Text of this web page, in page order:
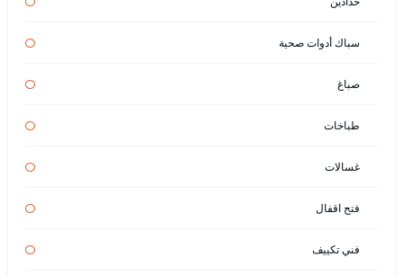
سباك أدوات صحية
صباغ
طباخات
غسالات
فتح اقفال
فني تكييف